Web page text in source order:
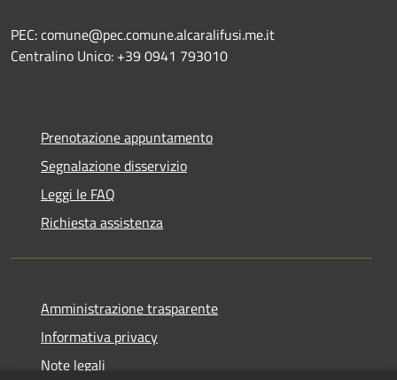
PEC: comune@pec.comune.alcaralifusi.me.it
Centralino Unico: +39 0941 793010
Prenotazione appuntamento
Segnalazione disservizio
Leggi le FAQ
Richiesta assistenza
Amministrazione trasparente
Informativa privacy
Note legali